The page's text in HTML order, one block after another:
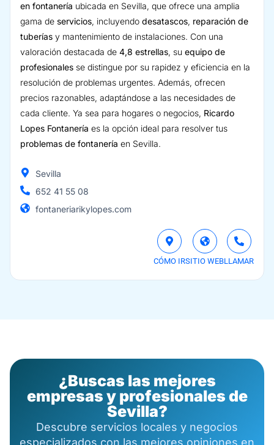
en fontanería ubicada en Sevilla, que ofrece una amplia
gama de servicios, incluyendo desatascos, reparación de
tuberías y mantenimiento de instalaciones. Con una
valoración destacada de 4,8 estrellas, su equipo de
profesionales se distingue por su rapidez y eficiencia en la
resolución de problemas urgentes. Además, ofrecen
precios razonables, adaptándose a las necesidades de
cada cliente. Ya sea para hogares o negocios, Ricardo
Lopes Fontanería es la opción ideal para resolver tus
problemas de fontanería en Sevilla.
Sevilla
652 41 55 08
fontaneriarikylopes.com
CÓMO IRSITIO WEBLLAMAR
¿Buscas las mejores
empresas y profesionales de
Sevilla?
Descubre servicios locales y negocios